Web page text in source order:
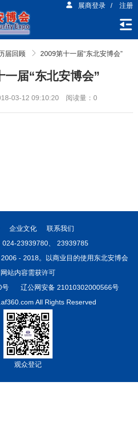
展商登录 / 注册
届回顾 2009第十一届“东北安博会”
一届“东北安博会”
03-12 09:10:20 阅读量：0
企业文化
联系我们
024-23939780、 23939785
- 2018。以商业目的使用东北安博会
网站内容需获许可
号
辽公网安备 21010302000566号
All Rights Reserved
观众登记